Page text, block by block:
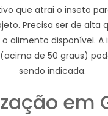
que atrai o inseto
Precisa ser de alta
alimento disponível. A
de 50 graus)
sendo indicada.
em